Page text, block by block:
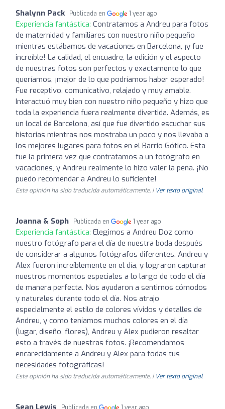
Shalynn Pack Publicada en 1 year ago
Experiencia fantástica: Contratamos a Andreu para fotos
de maternidad y familiares con nuestro niño pequeño
mientras estábamos de vacaciones en Barcelona, ¡y fue
increíble! La calidad, el encuadre, la edición y el aspecto
de nuestras fotos son perfectos y exactamente lo que
queríamos, ¡mejor de lo que podríamos haber esperado!
Fue receptivo, comunicativo, relajado y muy amable.
Interactuó muy bien con nuestro niño pequeño y hizo que
toda la experiencia fuera realmente divertida. Además, es
un local de Barcelona, así que fue divertido escuchar sus
historias mientras nos mostraba un poco y nos llevaba a
los mejores lugares para fotos en el Barrio Gótico. Esta
fue la primera vez que contratamos a un fotógrafo en
vacaciones, y Andreu realmente lo hizo valer la pena. ¡No
puedo recomendar a Andreu lo suficiente!
Esta opinión ha sido traducida automáticamente. | Ver texto original
Joanna & Soph Publicada en 1 year ago
Experiencia fantástica: Elegimos a Andreu Doz como
nuestro fotógrafo para el día de nuestra boda después
de considerar a algunos fotógrafos diferentes. Andreu y
Alex fueron increíblemente en el día, y lograron capturar
nuestros momentos especiales a lo largo de todo el día
de manera perfecta. Nos ayudaron a sentirnos cómodos
y naturales durante todo el día. Nos atrajo
especialmente el estilo de colores vívidos y detalles de
Andreu, y como teníamos muchos colores en el día
(lugar, diseño, flores), Andreu y Alex pudieron resaltar
esto a través de nuestras fotos. ¡Recomendamos
encarecidamente a Andreu y Alex para todas tus
necesidades fotográficas!
Esta opinión ha sido traducida automáticamente. | Ver texto original
Sean Lewis Publicada en 1 year ago